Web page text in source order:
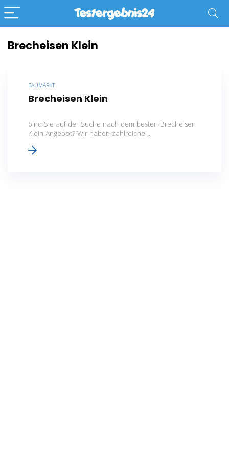
Brecheisen Klein
BAUMARKT
Brecheisen Klein
Sind Sie auf der Suche nach dem besten Brecheisen
Klein Angebot? Wir haben zahlreiche ...